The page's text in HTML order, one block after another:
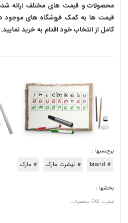
محصولات و قیمت های مختلف ارائه شده
قیمت ها به کمک فروشگاه های موجود
کامل از انتخاب خود اقدام به خرید نمایید.
برچسبها :
# brand
# تیشرت مارک # مارک
بخشها :
تیشرت EX3 محصولات